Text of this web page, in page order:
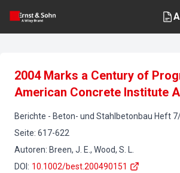
2004 Marks a Century of
American Concrete Institute
Berichte - Beton- und Stahlbetonbau Heft 7
Seite: 617-622
Autoren: Breen, J. E., Wood, S. L.
DOI : 10.1002/best.200490151